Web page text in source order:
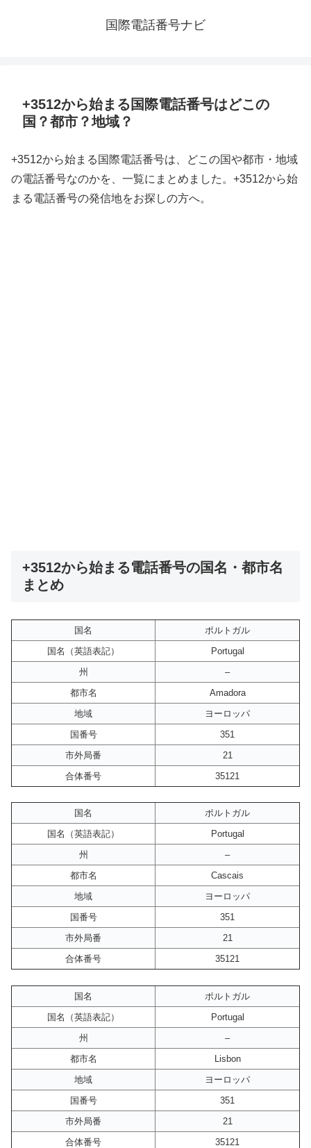
国際電話番号ナビ
+3512から始まる国際電話番号はどこの
国？都市？地域？
+3512から始まる国際電話番号は、どこの国や都市・地域
の電話番号なのかを、一覧にまとめました。+3512から始
まる電話番号の発信地をお探しの方へ。
+3512から始まる電話番号の国名・都市名
まとめ
国名
ポルトガル
国名（英語表記）
Portugal
州
–
都市名
Amadora
地域
ヨーロッパ
国番号
351
市外局番
21
合体番号
35121
国名
ポルトガル
国名（英語表記）
Portugal
州
–
都市名
Cascais
地域
ヨーロッパ
国番号
351
市外局番
21
合体番号
35121
国名
ポルトガル
国名（英語表記）
Portugal
州
–
都市名
Lisbon
地域
ヨーロッパ
国番号
351
市外局番
21
合体番号
35121